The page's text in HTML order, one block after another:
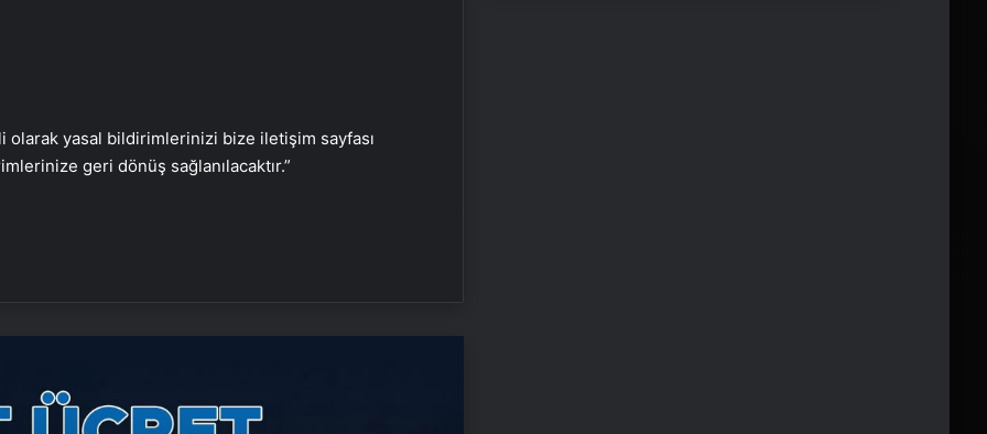
olarak yasal bildirimlerinizi bize iletişim sayfası
geri dönüş sağlanılacaktır.”
Nişantaşı Üniversitesi’nden 2026 YKS
Adaylarına Çifte Güvence: Sabit
Ücret ve Kesintisiz Burs
Tasarım Ajansı
UETDS Nedir ? Uetds.com İle Akıllı
Dijital Taşımacılık Yazılımı